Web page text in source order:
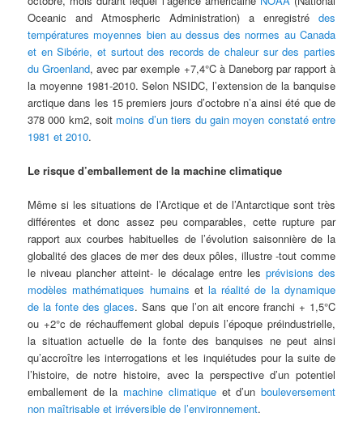
Oceanic and Atmospheric Administration) a enregistré des
températures moyennes bien au dessus des normes au Canada
et en Sibérie, et surtout des records de chaleur sur des parties
du Groenland, avec par exemple +7,4°C à Daneborg par rapport à
la moyenne 1981-2010. Selon NSIDC, l’extension de la banquise
arctique dans les 15 premiers jours d’octobre n’a ainsi été que de
378 000 km2, soit moins d’un tiers du gain moyen constaté entre
1981 et 2010.
Le risque d’emballement de la machine climatique
Même si les situations de l’Arctique et de l’Antarctique sont très
différentes et donc assez peu comparables, cette rupture par
rapport aux courbes habituelles de l’évolution saisonnière de la
globalité des glaces de mer des deux pôles, illustre -tout comme
le niveau plancher atteint- le décalage entre les prévisions des
modèles mathématiques humains etla réalité de la dynamique
de la fonte des glaces. Sans que l’on ait encore franchi + 1,5°C
ou +2°c de réchauffement global depuis l’époque préindustrielle,
la situation actuelle de la fonte des banquises ne peut ainsi
qu’accroître les interrogations et les inquiétudes pour la suite de
l’histoire, de notre histoire, avec la perspective d’un potentiel
emballement de la machine climatiqueet d’un bouleversement
non maîtrisable et irréversible de l’environnement.